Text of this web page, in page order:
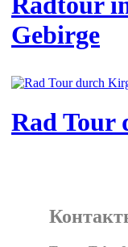
Gebirge
Rad Tour